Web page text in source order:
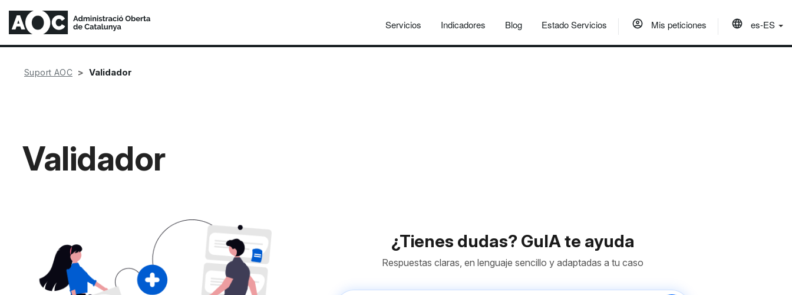
Servicios Indicadores Blog Estado Servicios Mis peticiones es-ES
Suport AOC Validador
Validador
¿Tienes dudas? GuIA te ayuda
Respuestas claras, en lenguaje sencillo y adaptadas a tu caso